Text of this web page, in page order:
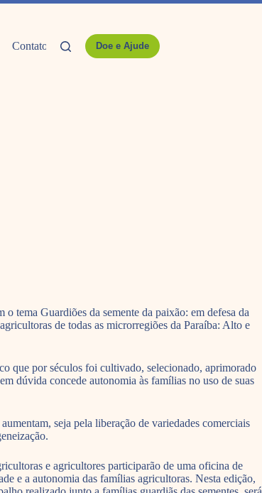
Contato Doe e Ajude
tema Guardiões da semente da paixão: em defesa da
de todas as microrregiões da Paraíba: Alto e
que por séculos foi cultivado, selecionado, aprimorado
dúvida concede autonomia às famílias no uso de suas
seja pela liberação de variedades comerciais
e agricultores participarão de uma oficina de
e a autonomia das famílias agricultoras. Nesta edição,